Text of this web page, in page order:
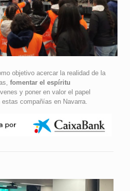
objetivo acercar la realidad de la
fomentar el espíritu
y poner en valor el papel
compañías en Navarra.